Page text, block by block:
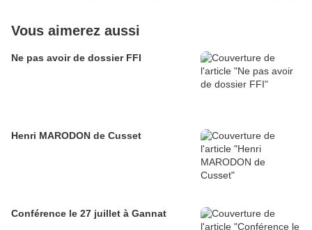
Vous aimerez aussi
Ne pas avoir de dossier FFI
Henri MARODON de Cusset
Conférence le 27 juillet à Gannat